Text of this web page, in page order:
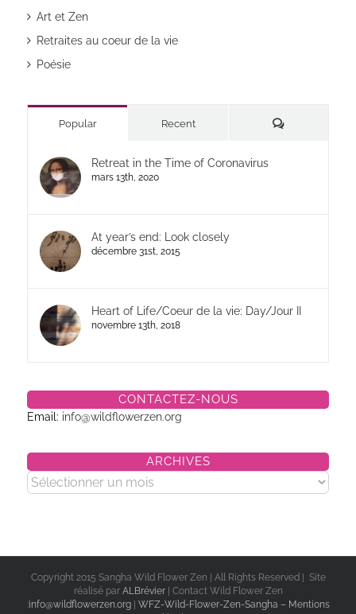
Art et Zen
Retraites au coeur de la vie
Poésie
Popular Recent Commentaires
Retreat in the Time of Coronavirus
mars 13th, 2020
At year’s end: Look closely
décembre 31st, 2015
Heart of Life/Coeur de la vie: Day/Jour II
novembre 13th, 2018
CONTACTEZ-NOUS
Email: info@wildflowerzen.org
ARCHIVES
Archives
Copyright 2015 Sangha Wild Flower Zen | All Rights Reserved | Site
réalisé par ALBrévier
| Contact Wild Flower Zen
:info@wildflowerzen.org| WFZ-Wild-Flower-Zen-Sangha – Mentions